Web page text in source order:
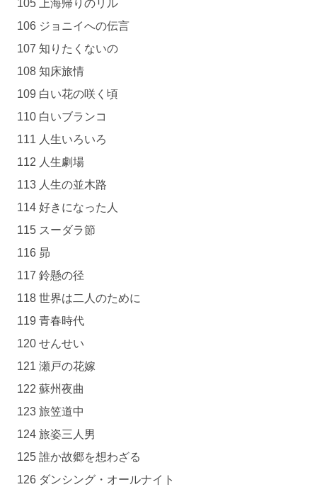
105 上海帰りのリル
106 ジョニイへの伝言
107 知りたくないの
108 知床旅情
109 白い花の咲く頃
110 白いブランコ
111 人生いろいろ
112 人生劇場
113 人生の並木路
114 好きになった人
115 スーダラ節
116 昴
117 鈴懸の径
118 世界は二人のために
119 青春時代
120 せんせい
121 瀬戸の花嫁
122 蘇州夜曲
123 旅笠道中
124 旅姿三人男
125 誰か故郷を想わざる
126 ダンシング・オールナイト